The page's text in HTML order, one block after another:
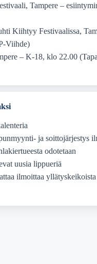
Tampere –
Kiihtyy Festivaalissa,
Viihde)
– K-18, klo 22.00
ja soittojärjestys
odotetaan
uusia lippueriä
ilmoittaa yllätyskeikoista